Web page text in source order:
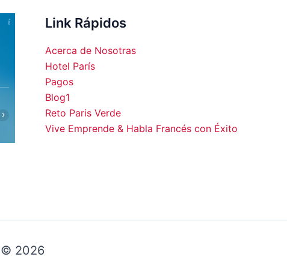
14:00
25°C 25°C 26°C 26°C 26°C 26°C
›
Link Rápidos
Acerca de Nosotras
Hotel París
Pagos
Blog1
Reto Paris Verde
Vive Emprende & Habla Francés con Éxito
© 2026